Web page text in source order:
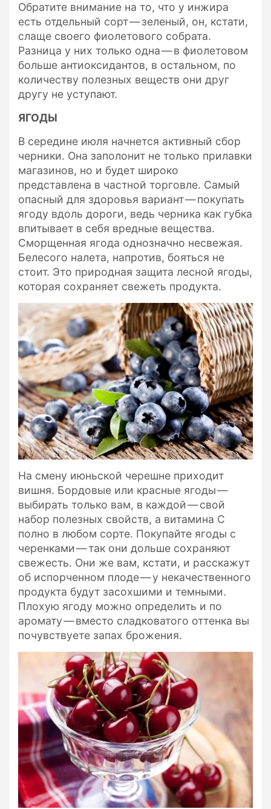
Обратите внимание на то, что у инжира
есть отдельный сорт — зеленый, он, кстати,
слаще своего фиолетового собрата.
Разница у них только одна — в фиолетовом
больше антиоксидантов, в остальном, по
количеству полезных веществ они друг
другу не уступают.
ЯГОДЫ
В середине июля начнется активный сбор
черники. Она заполонит не только прилавки
магазинов, но и будет широко
представлена в частной торговле. Самый
опасный для здоровья вариант — покупать
ягоду вдоль дороги, ведь черника как губка
впитывает в себя вредные вещества.
Сморщенная ягода однозначно несвежая.
Белесого налета, напротив, бояться не
стоит. Это природная защита лесной ягоды,
которая сохраняет свежеть продукта.
На смену июньской черешне приходит
вишня. Бордовые или красные ягоды —
выбирать только вам, в каждой — свой
набор полезных свойств, а витамина C
полно в любом сорте. Покупайте ягоды с
черенками — так они дольше сохраняют
свежесть. Они же вам, кстати, и расскажут
об испорченном плоде — у некачественного
продукта будут засохшими и темными.
Плохую ягоду можно определить и по
аромату — вместо сладковатого оттенка вы
почувствуете запах брожения.